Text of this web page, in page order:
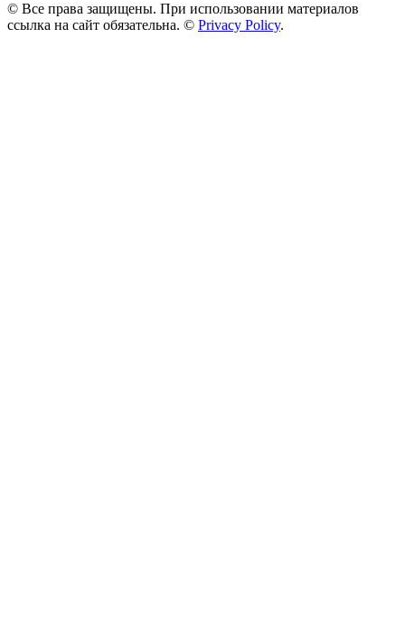
© Все права защищены. При использовании материалов
ссылка на сайт обязательна. © Privacy Policy.